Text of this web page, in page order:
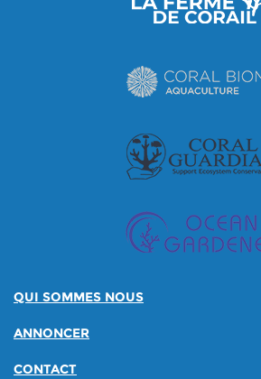
QUI SOMMES NOUS
ANNONCER
CONTACT